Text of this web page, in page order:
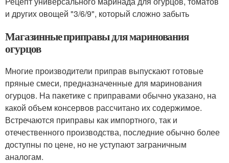
и других овощей "3/6/9", который сложно забыть
Магазинные приправы для маринования
огурцов
Многие производители приправ выпускают готовые
пряные смеси, предназначенные для маринования
огурцов. На пакетике с приправами обычно указано, на
какой объем консервов рассчитано их содержимое.
Встречаются приправы как импортного, так и
отечественного производства, последние обычно более
доступны по цене, но не уступают заграничным
аналогам.